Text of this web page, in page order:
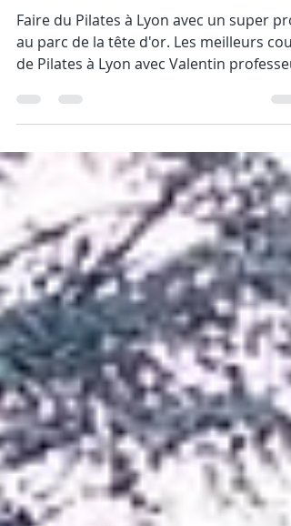
Faire du Pilates à Lyon avec un super Prof! Ça
se passe au Parc de la tête d'or avec Valentin.
Faire du Pilates à Lyon avec un super prof
au parc de la tête d'or. Les meilleurs